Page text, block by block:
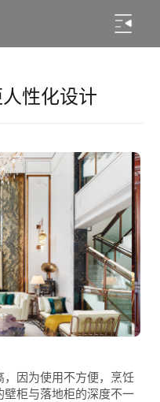
性化设计
因为使用不方便，烹饪
柜与落地柜的深度不一